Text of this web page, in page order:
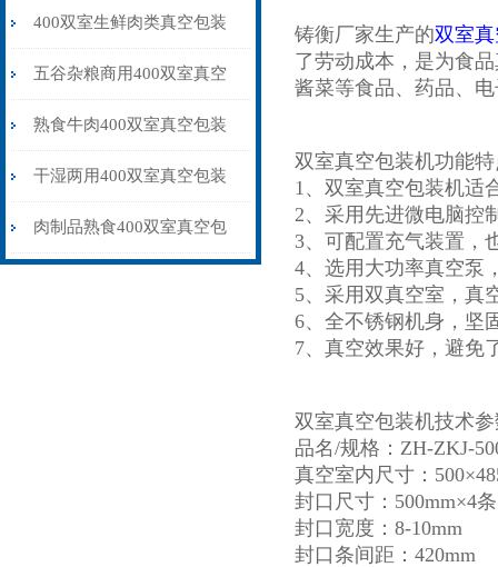
400双室生鲜肉类真空包装
机 食品真空包装保鲜设备
五谷杂粮商用400双室真空
包装机多少钱一台
熟食牛肉400双室真空包装
机抽气封口保鲜
干湿两用400双室真空包装
机水果蔬菜肉制品专用
肉制品熟食400双室真空包
铸衡厂家生产的双室
了劳动成本，是为食
酱菜等食品、药品、
双室真空包装机功能
1、双室真空包装机适
2、采用先进微电脑控
3、可配置充气装置，
4、选用大功率真空泵
5、采用双真空室，真
6、全不锈钢机身，坚
7、真空效果好，避免
双室真空包装机技术
品名/规格：ZH-ZKJ-
真空室内尺寸：
封口尺寸：500mm×4条
封口宽度：8-10mm
封口条间距：420mm